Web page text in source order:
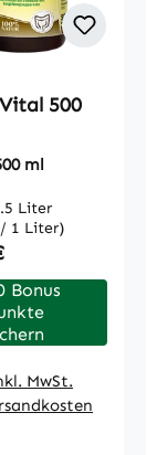
500
ml
Liter
1 Liter)
Preis:
Bonus
MwSt.